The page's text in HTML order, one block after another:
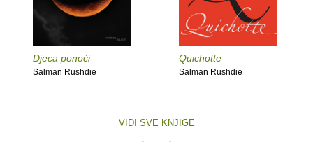
Djeca ponoći
Salman Rushdie
Quichotte
Salman Rushdie
VIDI SVE KNJIGE